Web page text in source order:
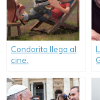
Condorito llega al
cine.